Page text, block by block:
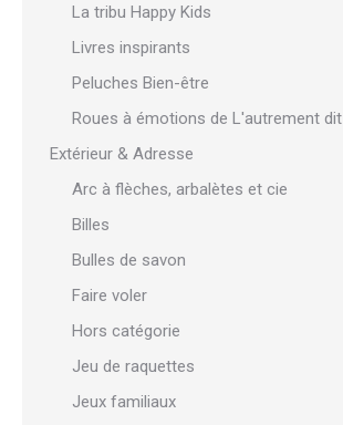
La tribu Happy Kids
Livres inspirants
Peluches Bien-être
Roues à émotions de L'autrement dit
Extérieur & Adresse
Arc à flèches, arbalètes et cie
Billes
Bulles de savon
Faire voler
Hors catégorie
Jeu de raquettes
Jeux familiaux